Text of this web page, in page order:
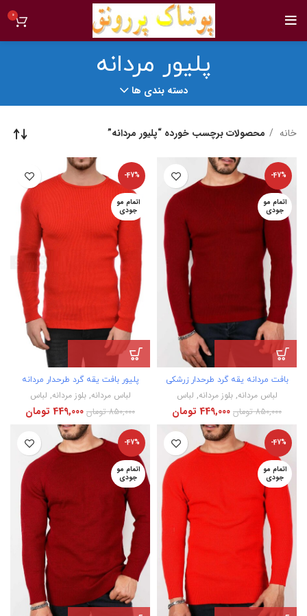
0
پلیور مردانه
دسته بندی ها
خانه محصولات برچسب خورده “پلیور مردانه”
-47%
اتمام مو
جودی
بافت مردانه یقه گرد طرحدار زرشکی
لباس مردانه,بلوز مردانه, لباس
850,000 تومان 449,000 تومان
-47%
اتمام مو
جودی
پلیور بافت یقه گرد طرحدار مردانه
لباس مردانه,بلوز مردانه, لباس
850,000 تومان 449,000 تومان
-47%
اتمام مو
جودی
-47%
اتمام مو
جودی